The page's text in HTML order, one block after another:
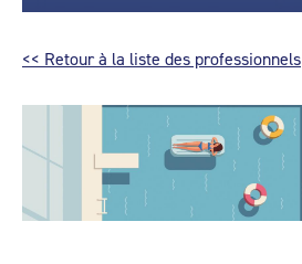
<< Retour à la liste des professionnels